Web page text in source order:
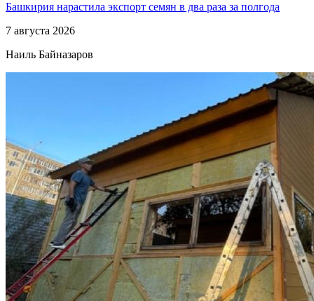
Башкирия нарастила экспорт семян в два раза за полгода
7 августа 2026
Наиль Байназаров